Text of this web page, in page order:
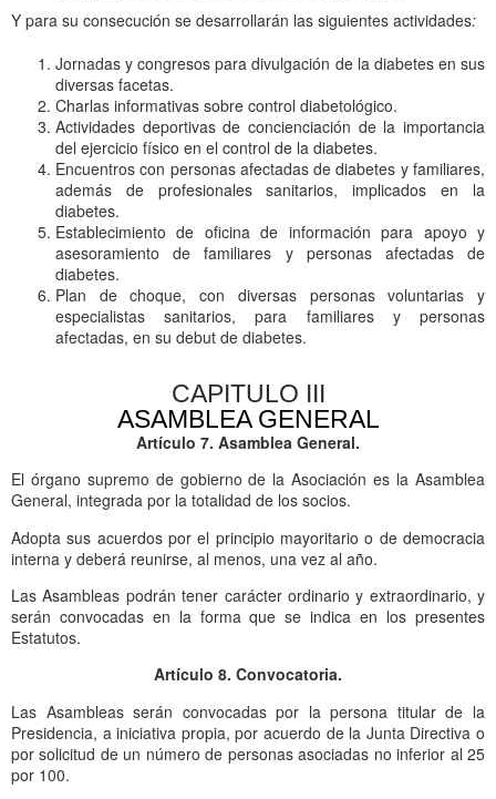
Y para su consecución se desarrollarán las siguientes actividades:
Jornadas y congresos para divulgación de la diabetes en sus
diversas facetas.
Charlas informativas sobre control diabetológico.
Actividades deportivas de concienciación de la importancia
del ejercicio físico en el control de la diabetes.
Encuentros con personas afectadas de diabetes y familiares,
además de profesionales sanitarios, implicados en la
diabetes.
Establecimiento de oficina de información para apoyo y
asesoramiento de familiares y personas afectadas de
diabetes.
Plan de choque, con diversas personas voluntarias y
especialistas sanitarios, para familiares y personas
afectadas, en su debut de diabetes.
CAPITULO III
ASAMBLEA GENERAL
Artículo 7. Asamblea General.
El órgano supremo de gobierno de la Asociación es la Asamblea
General, integrada por la totalidad de los socios.
Adopta sus acuerdos por el principio mayoritario o de democracia
interna y deberá reunirse, al menos, una vez al año.
Las Asambleas podrán tener carácter ordinario y extraordinario, y
serán convocadas en la forma que se indica en los presentes
Estatutos.
Artículo 8. Convocatoria.
Las Asambleas serán convocadas por la persona titular de la
Presidencia, a iniciativa propia, por acuerdo de la Junta Directiva o
por solicitud de un número de personas asociadas no inferior al 25
por 100.